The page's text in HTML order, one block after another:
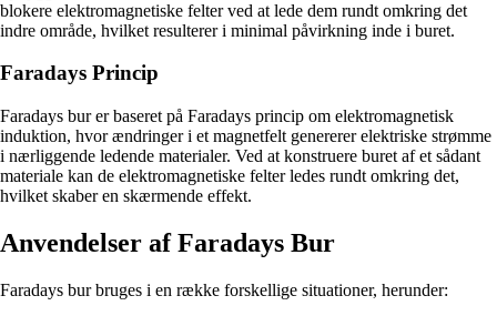
blokere elektromagnetiske felter ved at lede dem rundt omkring det
indre område, hvilket resulterer i minimal påvirkning inde i buret.
Faradays Princip
Faradays bur er baseret på Faradays princip om elektromagnetisk
induktion, hvor ændringer i et magnetfelt genererer elektriske strømme
i nærliggende ledende materialer. Ved at konstruere buret af et sådant
materiale kan de elektromagnetiske felter ledes rundt omkring det,
hvilket skaber en skærmende effekt.
Anvendelser af Faradays Bur
Faradays bur bruges i en række forskellige situationer, herunder: